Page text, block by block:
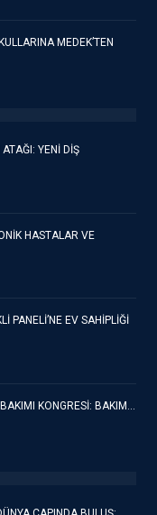
MEDEK’TEN
ATAĞI: YENİ DİŞ
HASTALAR VE
PANELİ’NE EV SAHİPLİĞİ
KONGRESİ: BAKIM…